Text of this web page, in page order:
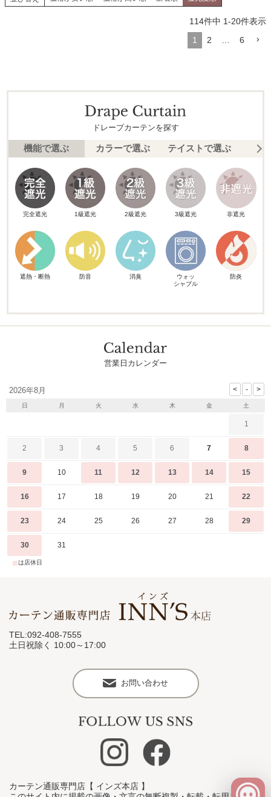
114件中 1-20件表示
1
2 … 6
ドレープカーテンを探す
機能で選ぶ カラーで選ぶ テイストで選ぶ 柄
完全遮光 1級遮光 2級遮光 3級遮光 非遮光
遮熱・断熱 防音 消臭
ウォッ
シャブル
防炎
営業日カレンダー
2026年8月
日 月 火 水 木 金 土
1
2 3 4 5 6 7 8
9 10 11 12 13 14 15
16 17 18 19 20 21 22
23 24 25 26 27 28 29
30 31
■は店休日
TEL:092-408-7555
土日祝除く 10:00～17:00
お問い合わせ
カーテン通販専門店【 インズ本店 】